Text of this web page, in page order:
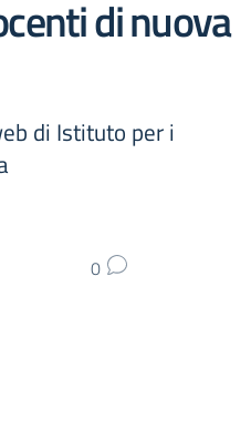
di nuova
di Istituto per i
0